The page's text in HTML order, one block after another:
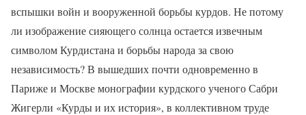
вспышки войн и вооруженной борьбы курдов. Не потому
ли изображение сияющего солнца остается извечным
символом Курдистана и борьбы народа за свою
независимость? В вышедших почти одновременно в
Париже и Москве монографии курдского ученого Сабри
Жигерли «Курды и их история», в коллективном труде